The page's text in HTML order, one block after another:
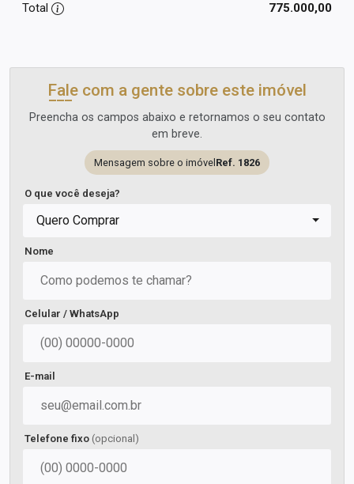
Total
775.000,00
Fale com a gente sobre este imóvel
Preencha os campos abaixo e retornamos o seu contato
em breve.
Mensagem sobre o imóvel Ref. 1826
O que você deseja?
Quero Comprar
Nome
Celular / WhatsApp
E-mail
Telefone fixo (opcional)